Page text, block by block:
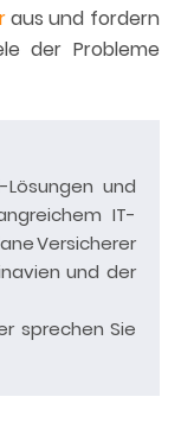
aus und fordern
der Probleme
und
IT-
Versicherer
und der
sprechen Sie